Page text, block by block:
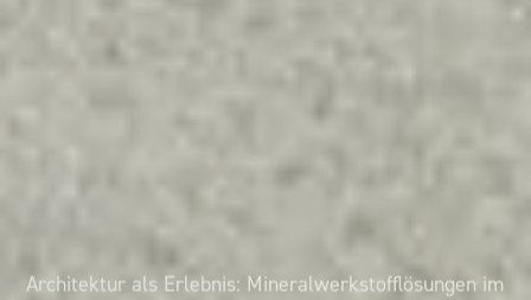
Architektur als Erlebnis: Mineralwerkstofflösungen im